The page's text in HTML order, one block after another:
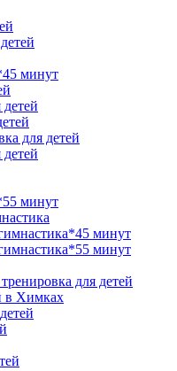
минут
для детей
минут
минут
минут
для детей
в Химках